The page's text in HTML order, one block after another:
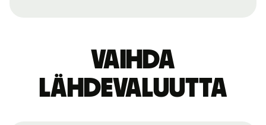
Vaihda
lähdevaluutta